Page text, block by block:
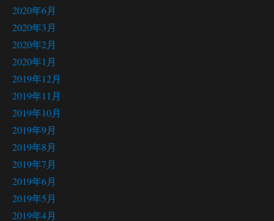
2020年6月
2020年3月
2020年2月
2020年1月
2019年12月
2019年11月
2019年10月
2019年9月
2019年8月
2019年7月
2019年6月
2019年5月
2019年4月